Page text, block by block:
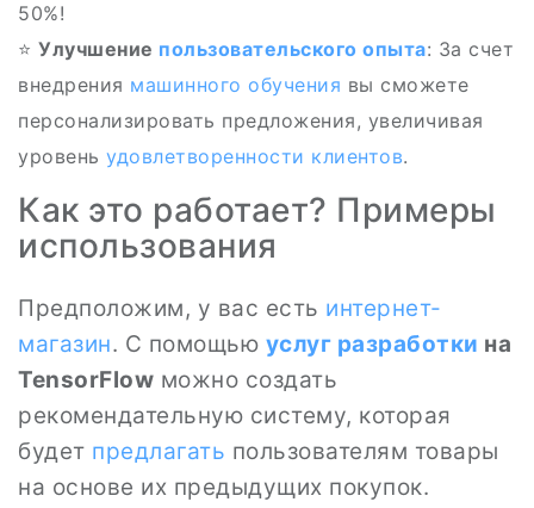
50%!
⭐ Улучшение пользовательского опыта: За счет
внедрения машинного обучения вы сможете
персонализировать предложения, увеличивая
уровень удовлетворенности клиентов.
Как это работает? Примеры
использования
Предположим, у вас есть интернет-
магазин. С помощью услуг разработки на
TensorFlow можно создать
рекомендательную систему, которая
будет предлагать пользователям товары
на основе их предыдущих покупок.